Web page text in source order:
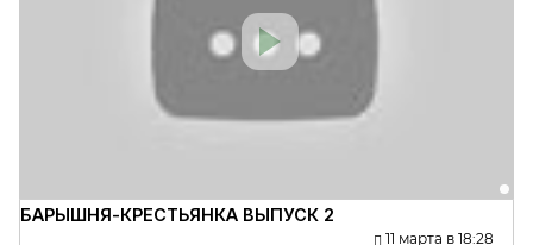
БАРЫШНЯ-КРЕСТЬЯНКА ВЫПУСК 2
11 марта в 18:28